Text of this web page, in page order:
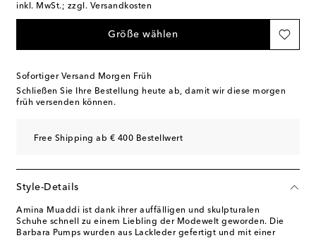
inkl. MwSt.; zzgl. Versandkosten
Größe wählen
Sofortiger Versand Morgen Früh
Schließen Sie Ihre Bestellung heute ab, damit wir diese morgen
früh versenden können.
Free Shipping ab € 400 Bestellwert
Style-Details
Amina Muaddi ist dank ihrer auffälligen und skulpturalen
Schuhe schnell zu einem Liebling der Modewelt geworden. Die
Barbara Pumps wurden aus Lackleder gefertigt und mit einer